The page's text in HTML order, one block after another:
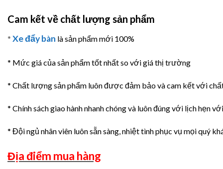
Cam kết về chất lượng sản phẩm
* Xe đẩy bàn là sản phẩm mới 100%
* Mức giá của sản phẩm tốt nhất so với giá thị trường
* Chất lượng sản phẩm luôn được đảm bảo và cam kết với
* Chính sách giao hành nhanh chóng và luôn đúng với lịch hẹn
* Đội ngủ nhân viên luôn sẵn sàng, nhiệt tình phục vụ mọi quý
Địa điểm mua hàng